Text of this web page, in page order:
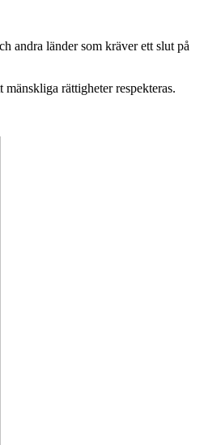
andra länder som kräver ett slut på
mänskliga rättigheter respekteras.